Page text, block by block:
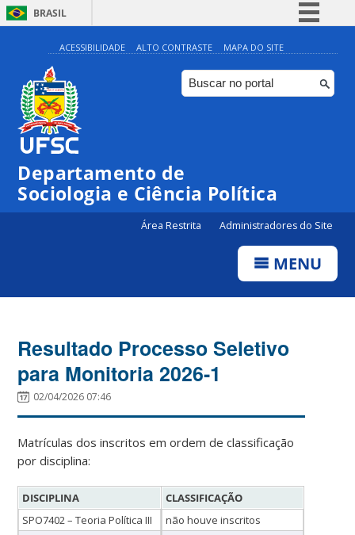
BRASIL
Simplifique!
Comunica BR
Participe
ACESSIBILIDADE ALTO CONTRASTE MAPA DO SITE
Departamento de
Sociologia e Ciência Política
Área Restrita Administradores do Site
MENU
Resultado Processo Seletivo
para Monitoria 2026-1
02/04/2026 07:46
Matrículas dos inscritos em ordem de classificação
por disciplina:
DISCIPLINA
CLASSIFICAÇÃO
SPO7402 – Teoria Política III
não houve inscritos